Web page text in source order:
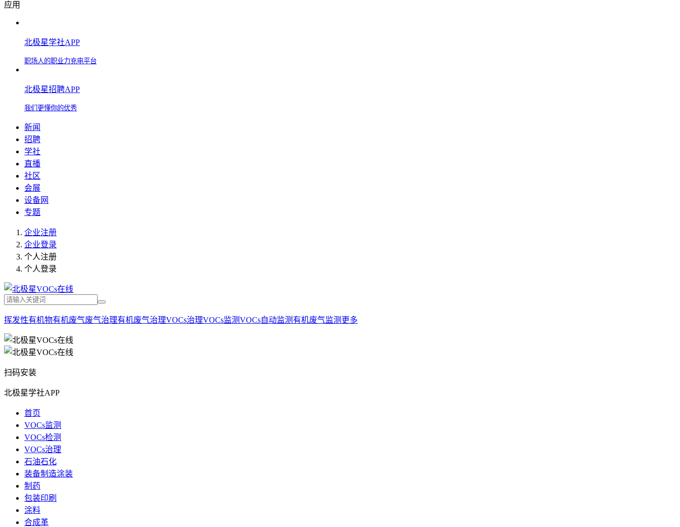
应用
北极星学社APP
职场人的职业力充电平台
北极星招聘APP
我们更懂你的优秀
新闻
招聘
学社
直播
社区
会展
设备网
专题
企业注册
企业登录
个人注册
个人登录
挥发性有机物有机废气废气治理有机废气治理VOCs治理VOCs监测VOCs自动监测有机废气监测 更多
扫码安装
北极星学社APP
首页
VOCs监测
VOCs检测
VOCs治理
石油石化
装备制造涂装
制药
包装印刷
涂料
合成革